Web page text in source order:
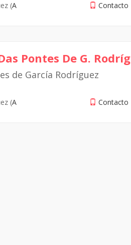
(A
Contacto
Pontes De G. Rodríg
de García Rodríguez
(A
Contacto